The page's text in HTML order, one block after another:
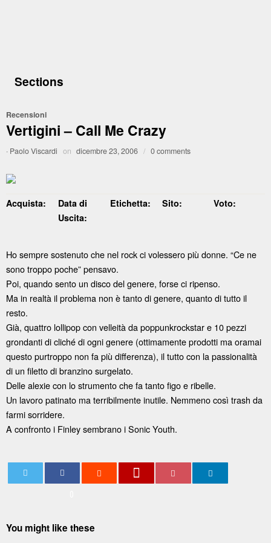
Sections
Recensioni
Vertigini – Call Me Crazy
· Paolo Viscardi on dicembre 23, 2006 / 0 comments
Acquista:
Data di
Uscita:
Etichetta: Sito: Voto:
Ho sempre sostenuto che nel rock ci volessero più donne. “Ce ne
sono troppo poche” pensavo.
Poi, quando sento un disco del genere, forse ci ripenso.
Ma in realtà il problema non è tanto di genere, quanto di tutto il
resto.
Già, quattro lollipop con velleità da poppunkrockstar e 10 pezzi
grondanti di cliché di ogni genere (ottimamente prodotti ma oramai
questo purtroppo non fa più differenza), il tutto con la passionalità
di un filetto di branzino surgelato.
Delle alexie con lo strumento che fa tanto figo e ribelle.
Un lavoro patinato ma terribilmente inutile. Nemmeno così trash da
farmi sorridere.
A confronto i Finley sembrano i Sonic Youth.
You might like these